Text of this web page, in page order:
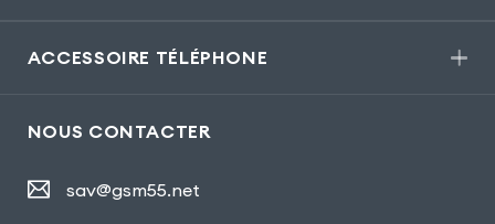
ACCESSOIRE TÉLÉPHONE
NOUS CONTACTER
sav@gsm55.net